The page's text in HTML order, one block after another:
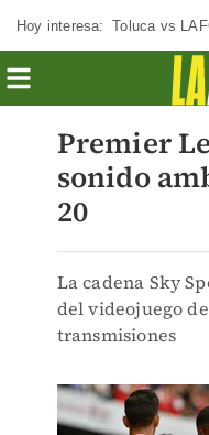
Hoy interesa: Toluca vs
Premier
sonido
20
La cadena Sky
del videojuego
transmisiones